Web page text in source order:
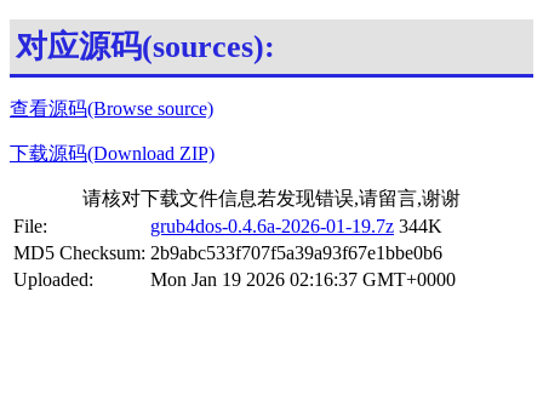
对应源码(sources):
查看源码(Browse source)
下载源码(Download ZIP)
请核对下载文件信息若发现错误,请留言,谢谢
File:
grub4dos-0.4.6a-2026-01-19.7z 344K
MD5 Checksum: 2b9abc533f707f5a39a93f67e1bbe0b6
Uploaded:
Mon Jan 19 2026 02:16:37 GMT+0000